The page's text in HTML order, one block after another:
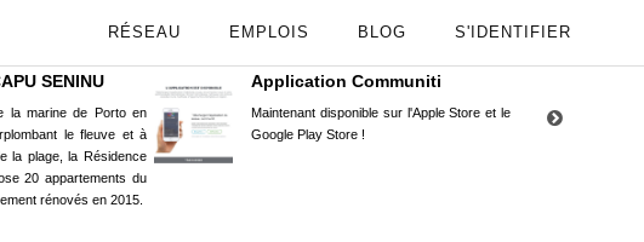
RÉSEAU EMPLOIS BLOG S'IDENTIFIER
SENINU
la marine de Porto en
le fleuve et à
la plage, la Résidence
20 appartements du
rénovés en 2015.
Application Communiti
Maintenant disponible sur l'Apple Store et le
Google Play Store !